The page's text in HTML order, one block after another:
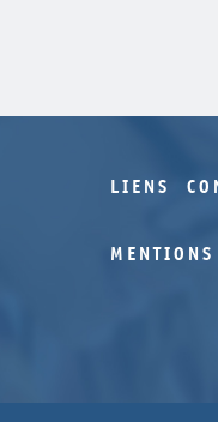
LIENS
MENTIONS